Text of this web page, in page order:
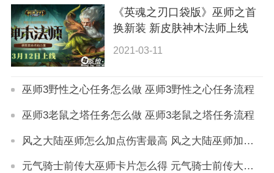
《英魂之刃口袋版》巫师之首
换新装 新皮肤神木法师上线
2021-03-11
巫师3野性之心任务怎么做 巫师3野性之心任务流程
巫师3老鼠之塔任务怎么做 巫师3老鼠之塔任务流程
风之大陆巫师怎么加点伤害最高 风之大陆巫师加点详解
元气骑士前传大巫师卡片怎么得 元气骑士前传大巫师卡片获取攻略